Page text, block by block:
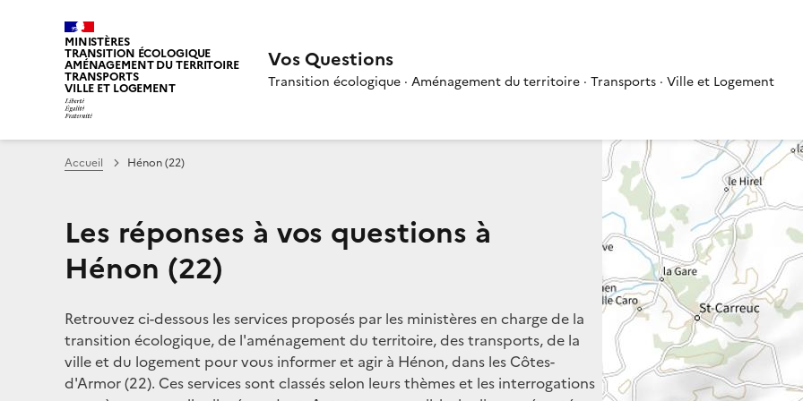
MINISTÈRES
TRANSITION ÉCOLOGIQUE
AMÉNAGEMENT DU TERRITOIRE
TRANSPORTS
VILLE ET LOGEMENT
Vos Questions
Transition écologique · Aménagement du territoire · Transports · Ville et Logement
Accueil Hénon (22)
Les réponses à vos questions à
Hénon (22)
Retrouvez ci-dessous les services proposés par les ministères en charge de la
transition écologique, de l'aménagement du territoire, des transports, de la
ville et du logement pour vous informer et agir à Hénon, dans les Côtes-
d'Armor (22). Ces services sont classés selon leurs thèmes et les interrogations